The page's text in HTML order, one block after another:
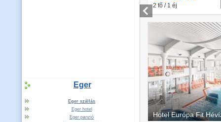
Eger
Eger szállás
Eger hotel
Eger panzió